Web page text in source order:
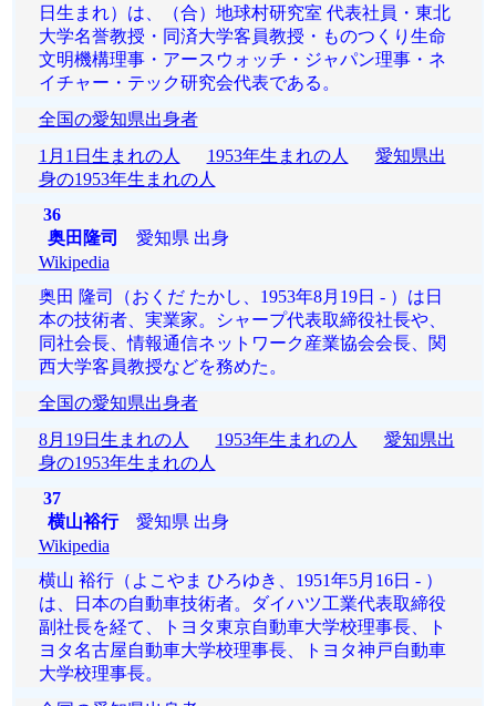
日生まれ）は、（合）地球村研究室 代表社員・東北
大学名誉教授・同済大学客員教授・ものつくり生命
文明機構理事・アースウォッチ・ジャパン理事・ネ
イチャー・テック研究会代表である。
全国の愛知県出身者
1月1日生まれの人
1953年生まれの人
愛知県出
身の1953年生まれの人
36
奥田隆司
愛知県 出身
Wikipedia
奥田 隆司（おくだ たかし、1953年8月19日 - ）は日
本の技術者、実業家。シャープ代表取締役社長や、
同社会長、情報通信ネットワーク産業協会会長、関
西大学客員教授などを務めた。
全国の愛知県出身者
8月19日生まれの人
1953年生まれの人
愛知県出
身の1953年生まれの人
37
横山裕行愛知県 出身
Wikipedia
横山 裕行（よこやま ひろゆき、1951年5月16日 - ）
は、日本の自動車技術者。ダイハツ工業代表取締役
副社長を経て、トヨタ東京自動車大学校理事長、ト
ヨタ名古屋自動車大学校理事長、トヨタ神戸自動車
大学校理事長。